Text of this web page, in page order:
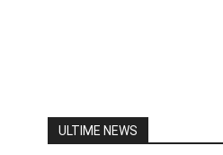
ULTIME NEWS